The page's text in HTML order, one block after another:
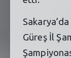
Güreş İl